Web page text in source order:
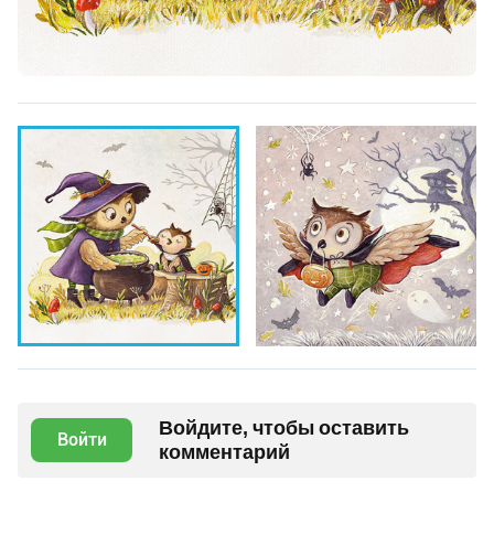
Войти
Войдите, чтобы оставить
комментарий